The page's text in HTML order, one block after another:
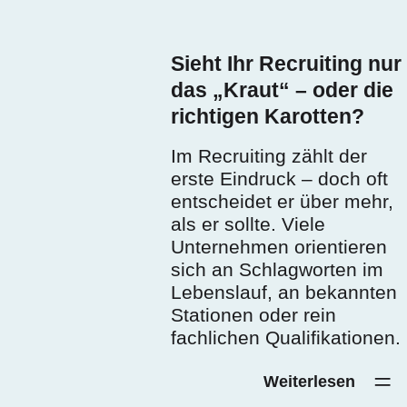
Sieht Ihr Recruiting nur
das „Kraut“ – oder die
richtigen Karotten?
Im Recruiting zählt der
erste Eindruck – doch oft
entscheidet er über mehr,
als er sollte. Viele
Unternehmen orientieren
sich an Schlagworten im
Lebenslauf, an bekannten
Stationen oder rein
fachlichen Qualifikationen.
Weiterlesen‎ ‎ ‎ ‎ ‎
Talent Management
Beziehungsarbeit
Gute Matches
nicht zufällig. Sie sind
Ergebnis einer
strategischen und
wertschätzenden
Herangehensweise an
Talent Management.
nur Bewerbungen
verwaltet und nach
perfekten Lebenslauf
Potenzial guter